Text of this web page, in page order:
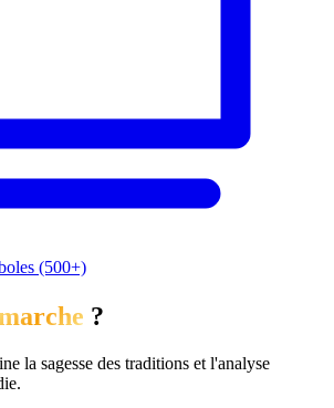
(500+)
?
la sagesse des traditions et l'analyse